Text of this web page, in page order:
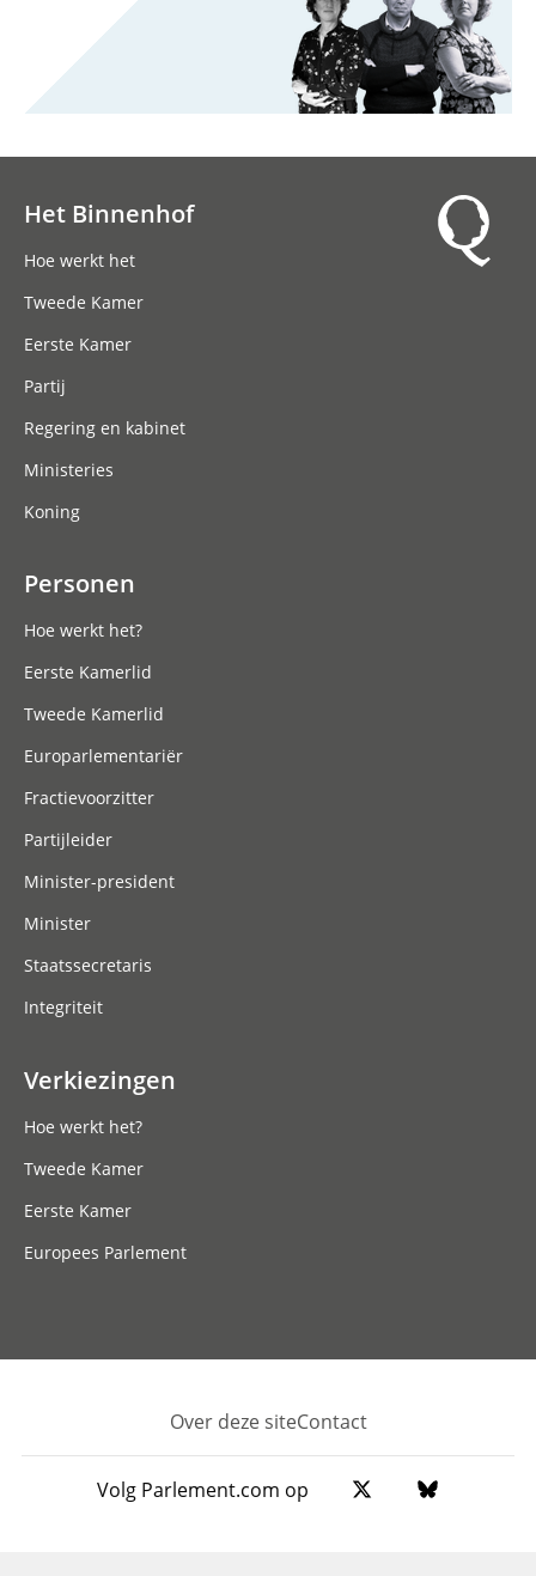
Het Binnenhof
Hoe werkt het
Tweede Kamer
Eerste Kamer
Partij
Regering en kabinet
Ministeries
Koning
Personen
Hoe werkt het?
Eerste Kamerlid
Tweede Kamerlid
Europarlementariër
Fractievoorzitter
Partijleider
Minister-president
Minister
Staatssecretaris
Integriteit
Verkiezingen
Hoe werkt het?
Tweede Kamer
Eerste Kamer
Europees Parlement
Footer
Over deze siteContact
Volg Parlement.com op